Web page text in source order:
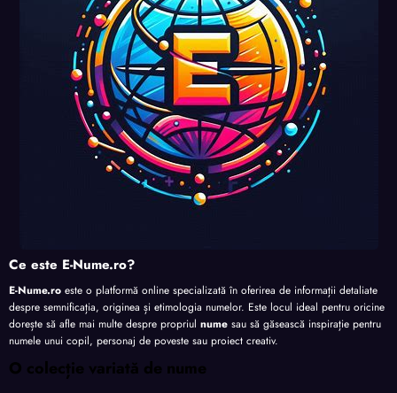
te
te
Ce este E-Nume.ro?
E-Nume.ro este o platformă online specializată în oferirea de informații detaliate
despre semnificația, originea și etimologia numelor. Este locul ideal pentru oricine
dorește să afle mai multe despre propriul nume sau să găsească inspirație pentru
numele unui copil, personaj de poveste sau proiect creativ.
O colecție variată de nume